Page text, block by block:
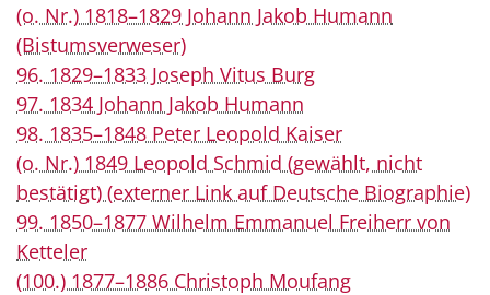
(o. Nr.) 1818–1829 Johann Jakob Humann
(Bistumsverweser)
96. 1829–1833 Joseph Vitus Burg
97. 1834 Johann Jakob Humann
98. 1835–1848 Peter Leopold Kaiser
(o. Nr.) 1849 Leopold Schmid (gewählt, nicht
bestätigt) (externer Link auf Deutsche Biographie)
99. 1850–1877 Wilhelm Emmanuel Freiherr von
Ketteler
(100.) 1877–1886 Christoph Moufang